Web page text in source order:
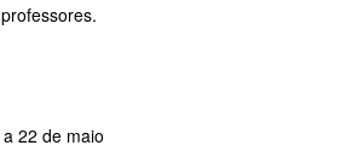
professores.
a 22 de maio